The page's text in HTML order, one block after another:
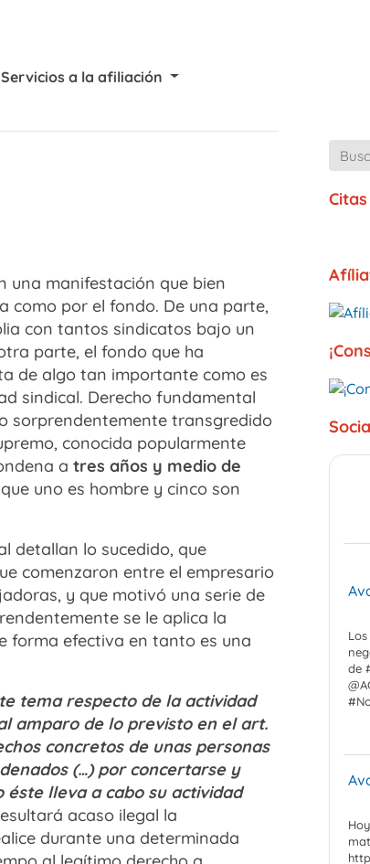
Servicios a la afiliación
una manifestación que bien
como por el fondo. De una parte,
con tantos sindicatos bajo un
parte, el fondo que ha
de algo tan importante como es
sindical. Derecho fundamental
sorprendentemente transgredido
conocida popularmente
a tres años y medio de
uno es hombre y cinco son
detallan lo sucedido, que
comenzaron entre el empresario
y que motivó una serie de
se le aplica la
forma efectiva en tanto es una
tema respecto de la actividad
amparo de lo previsto en el art.
concretos de unas personas
(…) por concertarse y
lleva a cabo su actividad
acaso ilegal la
durante una determinada
de